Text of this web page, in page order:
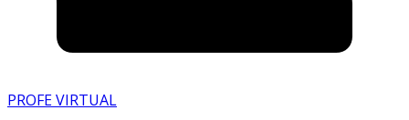
PROFE VIRTUAL